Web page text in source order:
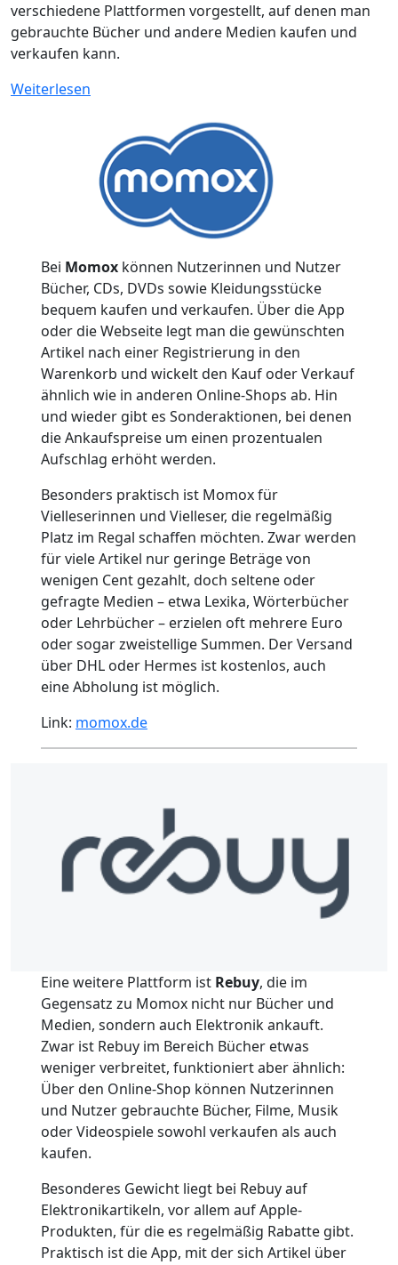
verschiedene Plattformen vorgestellt, auf denen man
gebrauchte Bücher und andere Medien kaufen und
verkaufen kann.
Weiterlesen
wo
man
gebrauchte
Bücher
verkaufen
kann
Bei Momoxkönnen Nutzerinnen und Nutzer
Bücher, CDs, DVDs sowie Kleidungsstücke
bequem kaufen und verkaufen. Über die App
oder die Webseite legt man die gewünschten
Artikel nach einer Registrierung in den
Warenkorb und wickelt den Kauf oder Verkauf
ähnlich wie in anderen Online-Shops ab. Hin
und wieder gibt es Sonderaktionen, bei denen
die Ankaufspreise um einen prozentualen
Aufschlag erhöht werden.
Besonders praktisch ist Momox für
Vielleserinnen und Vielleser, die regelmäßig
Platz im Regal schaffen möchten. Zwar werden
für viele Artikel nur geringe Beträge von
wenigen Cent gezahlt, doch seltene oder
gefragte Medien – etwa Lexika, Wörterbücher
oder Lehrbücher – erzielen oft mehrere Euro
oder sogar zweistellige Summen. Der Versand
über DHL oder Hermes ist kostenlos, auch
eine Abholung ist möglich.
Link: momox.de
Eine weitere Plattform ist Rebuy, die im
Gegensatz zu Momox nicht nur Bücher und
Medien, sondern auch Elektronik ankauft.
Zwar ist Rebuy im Bereich Bücher etwas
weniger verbreitet, funktioniert aber ähnlich:
Über den Online-Shop können Nutzerinnen
und Nutzer gebrauchte Bücher, Filme, Musik
oder Videospiele sowohl verkaufen als auch
kaufen.
Besonderes Gewicht liegt bei Rebuy auf
Elektronikartikeln, vor allem auf Apple-
Produkten, für die es regelmäßig Rabatte gibt.
Praktisch ist die App, mit der sich Artikel über